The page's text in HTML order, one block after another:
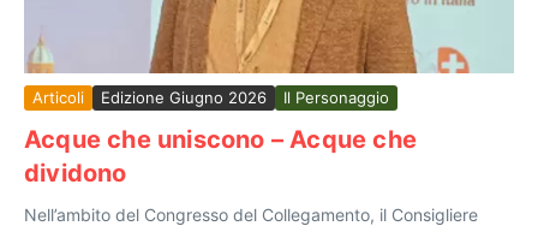
Articoli Edizione Giugno 2026 Il Personaggio
Acque che uniscono – Acque che
dividono
Nell’ambito del Congresso del Collegamento, il Consigliere